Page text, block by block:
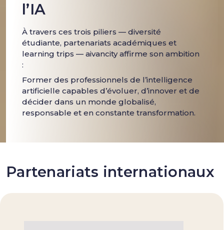
l’IA
À travers ces trois piliers — diversité
étudiante, partenariats académiques et
learning trips — aivancity affirme son ambition
:
Former des professionnels de l’intelligence
artificielle capables d’évoluer, d’innover et de
décider dans un monde globalisé,
responsable et en constante transformation.
Partenariats internationaux